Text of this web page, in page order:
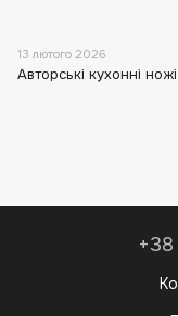
13 лютого 2026
Авторські кухонні ножі